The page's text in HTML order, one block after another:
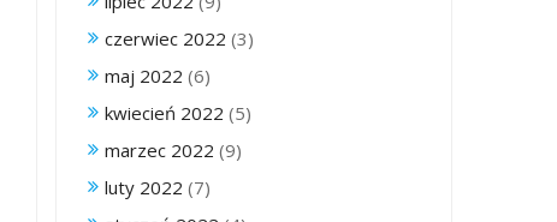
czerwiec 2022 (3)
maj 2022 (6)
kwiecień 2022 (5)
marzec 2022 (9)
luty 2022 (7)